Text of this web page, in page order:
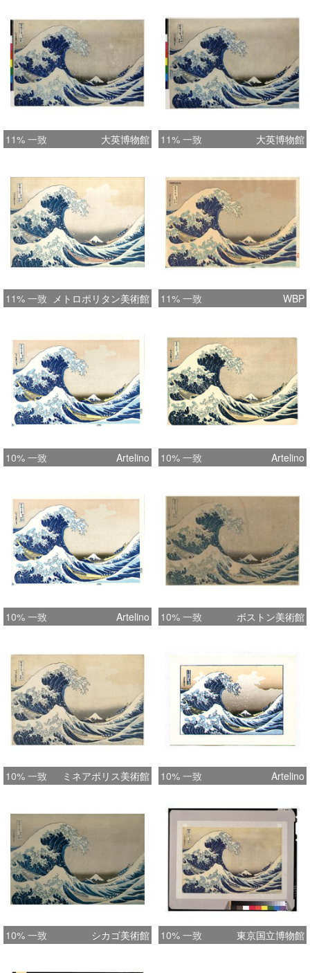
11% 一致 大英博物館 11% 一致 大英博物館
11% 一致 メトロポリタン美術館 11% 一致 WBP
10% 一致 Artelino 10% 一致 Artelino
10% 一致 Artelino 10% 一致 ボストン美術館
10% 一致 ミネアポリス美術館 10% 一致 Artelino
10% 一致 シカゴ美術館 10% 一致 東京国立博物館